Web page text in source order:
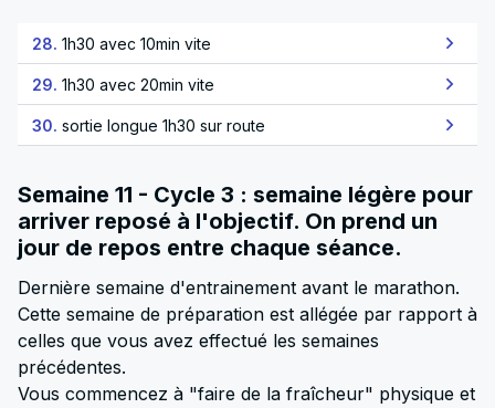
28. 1h30 avec 10min vite
29. 1h30 avec 20min vite
30. sortie longue 1h30 sur route
Semaine 11 - Cycle 3 : semaine légère pour
arriver reposé à l'objectif. On prend un
jour de repos entre chaque séance.
Dernière semaine d'entrainement avant le marathon.
Cette semaine de préparation est allégée par rapport à
celles que vous avez effectué les semaines
précédentes.
Vous commencez à "faire de la fraîcheur" physique et